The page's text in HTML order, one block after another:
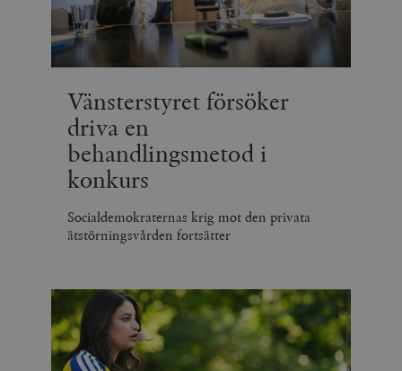
Vänsterstyret försöker
driva en
behandlingsmetod i
konkurs
Socialdemokraternas krig mot den privata
ätstörningsvården fortsätter